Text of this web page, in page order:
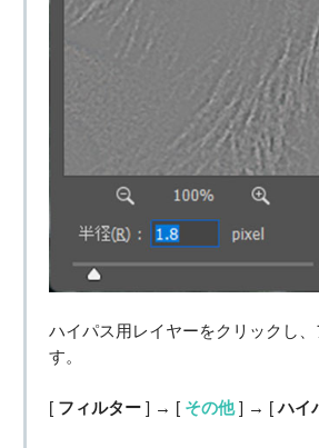
ハイパス用レイヤーをクリックし
す。
[ フィルター] → [ その他] → [ハイ